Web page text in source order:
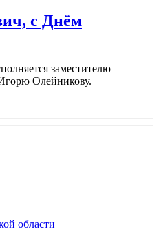
с Днём
заместителю
Олейникову.